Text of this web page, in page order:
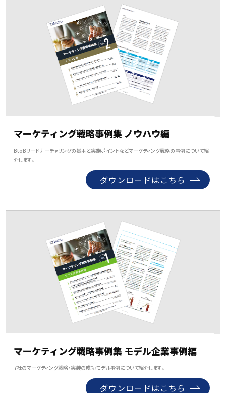
マーケティング戦略事例集 ノウハウ編
BtoBリードナーチャリングの基本と実施ポイントなどマーケティング戦略の事例について紹
介します。
ダウンロードはこちら
マーケティング戦略事例集 モデル企業事例編
7社のマーケティング戦略・実装の成功モデル事例について紹介します。
ダウンロードはこちら